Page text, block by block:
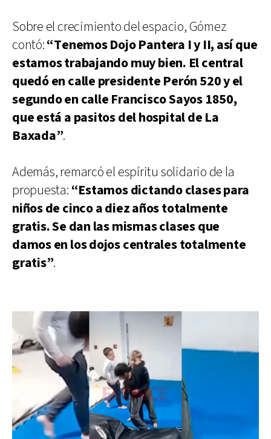
Sobre el crecimiento del espacio, Gómez
contó:“Tenemos Dojo Pantera I y II, así que
estamos trabajando muy bien. El central
quedó en calle presidente Perón 520 y el
segundo en calle Francisco Sayos 1850,
que está a pasitos del hospital de La
Baxada”.
Además, remarcó el espíritu solidario de la
propuesta: “Estamos dictando clases para
niños de cinco a diez años totalmente
gratis. Se dan las mismas clases que
damos en los dojos centrales totalmente
gratis”.